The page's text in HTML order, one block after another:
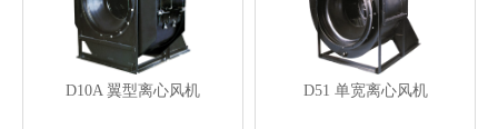
D10A 翼型离心风机 D51 单宽离心风机